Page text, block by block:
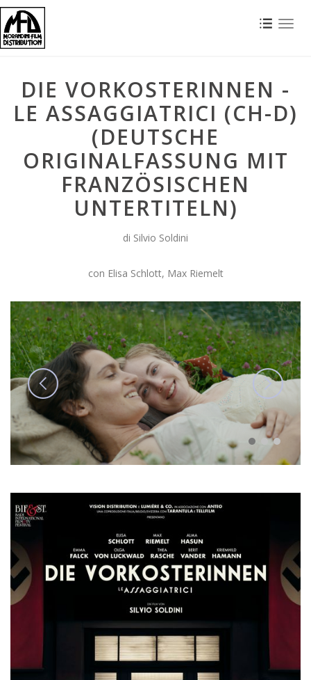
DIE VORKOSTERINNEN -
LE ASSAGGIATRICI (CH-D)
(DEUTSCHE
ORIGINALFASSUNG MIT
FRANZÖSISCHEN
UNTERTITELN)
di Silvio Soldini
con Elisa Schlott, Max Riemelt